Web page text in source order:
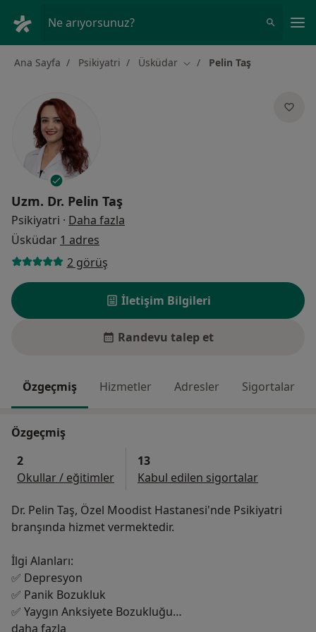
Ne arıyorsunuz?
Ana Sayfa Psikiyatri Üsküdar Şehir değiştir
Pelin Taş
Uzm. Dr. Pelin Taş
Psikiyatri · Daha fazla
Üsküdar 1 adres
2 görüş
İletişim Bilgileri
Randevu talep et
Özgeçmiş Hizmetler Adresler Sigortalar
Özgeçmiş
2
Okullar / eğitimler
13
Kabul edilen sigortalar
Dr. Pelin Taş, Özel Moodist Hastanesi'nde Psikiyatri
branşında hizmet vermektedir.
İlgi Alanları:
✅ Depresyon
✅ Panik Bozukluk
✅ Yaygın Anksiyete Bozukluğu
✅ Sosyal Fobi
daha fazla